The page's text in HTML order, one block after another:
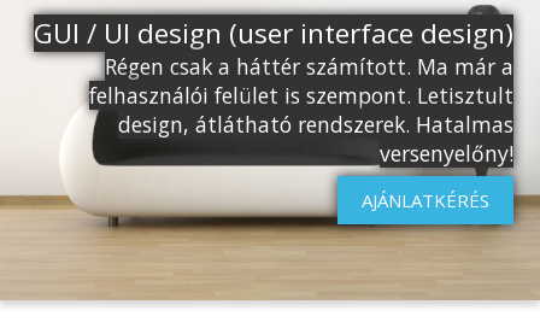
GUI / UI design (user interface design)
Régen csak a háttér számított. Ma már a
felhasználói felület is szempont. Letisztult
design, átlátható rendszerek. Hatalmas
versenyelőny!
AJÁNLATKÉRÉS